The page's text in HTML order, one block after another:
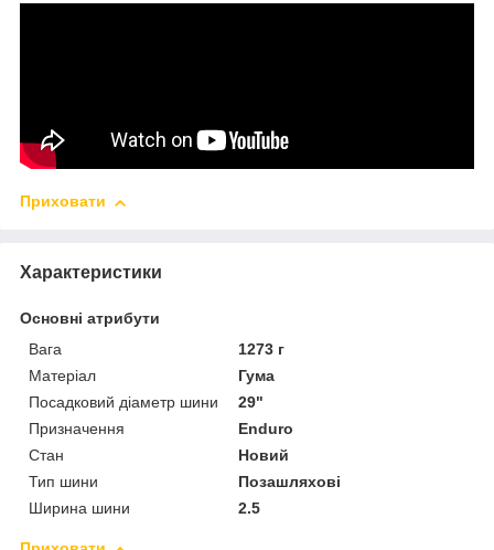
Приховати
Характеристики
Основні атрибути
Вага
1273 г
Матеріал
Гума
Посадковий діаметр шини
29"
Призначення
Enduro
Стан
Новий
Тип шини
Позашляхові
Ширина шини
2.5